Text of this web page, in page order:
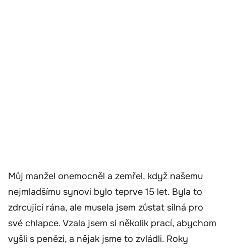
Můj manžel onemocněl a zemřel, když našemu
nejmladšímu synovi bylo teprve 15 let. Byla to
zdrcující rána, ale musela jsem zůstat silná pro
své chlapce. Vzala jsem si několik prací, abychom
vyšli s penězi, a nějak jsme to zvládli. Roky